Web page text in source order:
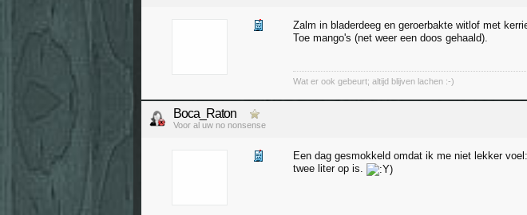
Zalm in bladerdeeg en geroerbakte witlof met
Toe mango's (net weer een doos gehaald).
Wat er ook gebeurt; altijd blijven lachen :-)
Boca_Raton
Voor al uw no nonsense
Een dag gesmokkeld omdat ik me niet lekker
twee liter op is.